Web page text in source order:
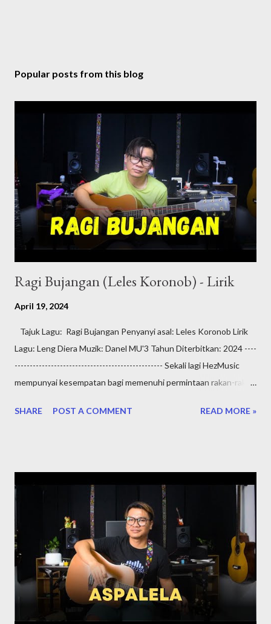
Popular posts from this blog
Ragi Bujangan (Leles Koronob) - Lirik
April 19, 2024
Tajuk Lagu: Ragi Bujangan Penyanyi asal: Leles Koronob Lirik
Lagu: Leng Diera Muzik: Danel MU'3 Tahun Diterbitkan: 2024 ----
------------------------------------------------- Sekali lagi HezMusic
mempunyai kesempatan bagi memenuhi permintaan rakan-rakan
tempatan Sabah yang sedang mendapat perhatian ramai iaitu
RAGI BUJANGAN Kada berpura bujang Manganu ginawo
Sumandak rasuk taragang Tanak songindad indad Hilod walai
koulihan nu Mantad manau panau Waro nopo kesusahan Sawo
ihumon nu Mogihum panalasaian Soira do makan jalan Bujang oku
kanu Nolingan do nakasawo Tingkadai no pokirayou nu oo
Sorohon tanak om sawo nu Om iri iri no pason ku dika Kada
tilombuso ino korogian nu Nasanganu nu tinan nu Om okon poh
ino ginawo nu Nung au poh nobobos do poi...
SHARE POST A COMMENT READ MORE »